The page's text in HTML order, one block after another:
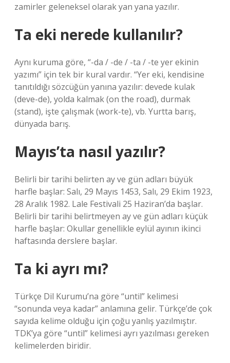
zamirler geleneksel olarak yan yana yazılır.
Ta eki nerede kullanılır?
Aynı kuruma göre, “-da / -de / -ta / -te yer ekinin
yazımı” için tek bir kural vardır. “Yer eki, kendisine
tanıtıldığı sözcüğün yanına yazılır: devede kulak
(deve-de), yolda kalmak (on the road), durmak
(stand), işte çalışmak (work-te), vb. Yurtta barış,
dünyada barış.
Mayıs’ta nasıl yazılır?
Belirli bir tarihi belirten ay ve gün adları büyük
harfle başlar: Salı, 29 Mayıs 1453, Salı, 29 Ekim 1923,
28 Aralık 1982. Lale Festivali 25 Haziran’da başlar.
Belirli bir tarihi belirtmeyen ay ve gün adları küçük
harfle başlar: Okullar genellikle eylül ayının ikinci
haftasında derslere başlar.
Ta ki ayrı mı?
Türkçe Dil Kurumu’na göre “until” kelimesi
“sonunda veya kadar” anlamına gelir. Türkçe’de çok
sayıda kelime olduğu için çoğu yanlış yazılmıştır.
TDK’ya göre “until” kelimesi ayrı yazılması gereken
kelimelerden biridir.